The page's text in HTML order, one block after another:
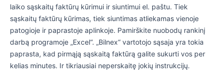
laiko sąskaitų faktūrų kūrimui ir siuntimui el. paštu. Tiek
sąskaitų faktūrų kūrimas, tiek siuntimas atliekamas vienoje
patogioje ir paprastoje aplinkoje. Pamirškite nuobodų rankinį
darbą programoje „Excel“. „Bilnex“ vartotojo sąsaja yra tokia
paprasta, kad pirmąją sąskaitą faktūrą galite sukurti vos per
kelias minutes. Ir tikriausiai neperskaitę jokių instrukcijų.